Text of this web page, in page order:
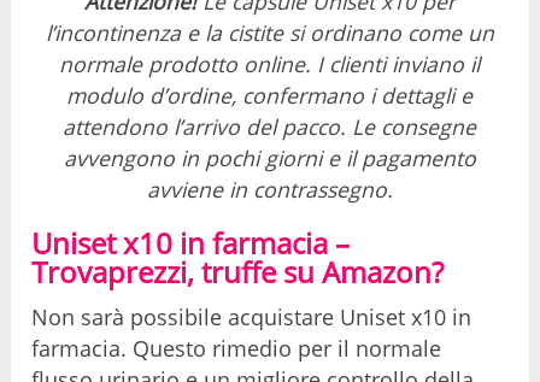
l’incontinenza e la cistite si ordinano come un
normale prodotto online. I clienti inviano il
modulo d’ordine, confermano i dettagli e
attendono l’arrivo del pacco. Le consegne
avvengono in pochi giorni e il pagamento
avviene in contrassegno.
Uniset x10 in farmacia –
Trovaprezzi, truffe su Amazon?
Non sarà possibile acquistare Uniset x10 in
farmacia. Questo rimedio per il normale